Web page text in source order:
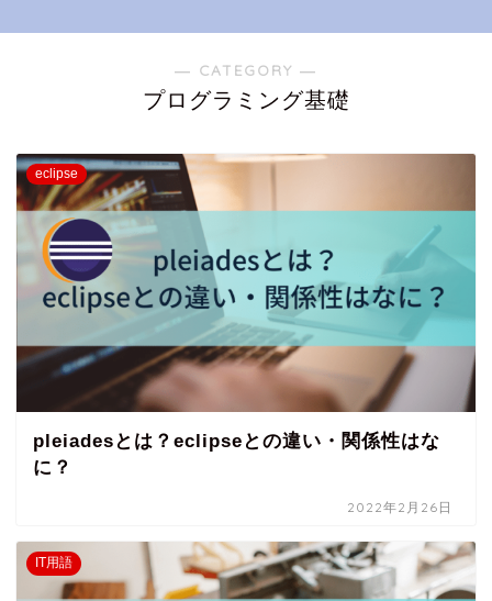
― CATEGORY ―
プログラミング基礎
eclipse
pleiadesとは？eclipseとの違い・関係性はな
に？
2022年2月26日
IT用語